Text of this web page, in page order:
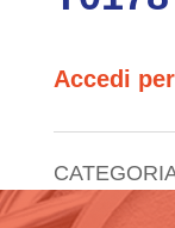
Accedi